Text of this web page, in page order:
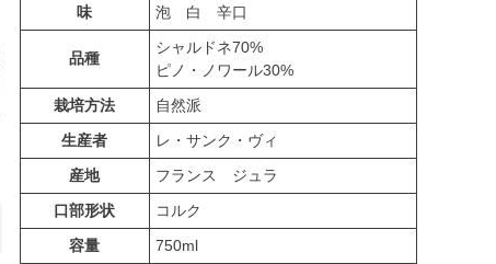
味
泡 白 辛口
品種
シャルドネ70%
ピノ・ノワール30%
栽培方法
自然派
生産者
レ・サンク・ヴィ
産地
フランス ジュラ
口部形状
コルク
容量
750ml